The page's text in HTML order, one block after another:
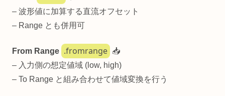
– 波形値に加算する直流オフセット
– Range とも併用可
From Range .fromrange
📥
– 入力側の想定値域 (low, high)
– To Range と組み合わせて値域変換を行う